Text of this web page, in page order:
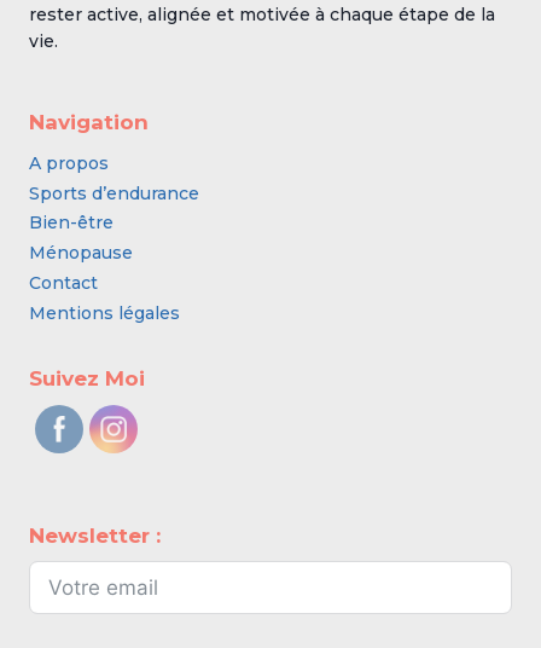
rester active, alignée et motivée à chaque étape de la
vie.
Navigation
A propos
Sports d’endurance
Bien-être
Ménopause
Contact
Mentions légales
Suivez Moi
Newsletter :